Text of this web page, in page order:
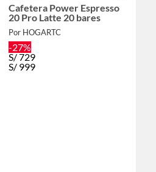
Cafetera Power Espresso
20 Pro Latte 20 bares
Por HOGARTC
-27%
S/729
S/ 999